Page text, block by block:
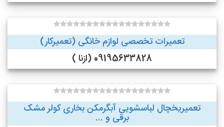
تعمیرات تخصصی لوازم خانگی (تعمیرکار)
09195633828 (ازنا )
تعمیریخچال لباسشویی آبگرمکن بخاری کولر مشک
برقی و ...